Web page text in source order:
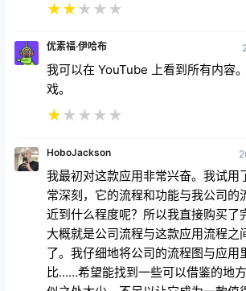
★★★ ★ ★
优素福·伊哈布
我可以在 YouTube 上看到所有内容
戏。
★★ ★ ★ ★
HoboJackson
我最初对这款应用非常兴奋。我试用
常深刻，它的流程和功能与我公司的
近到什么程度呢？所以我直接购买了
大概就是公司流程与这款应用流程之
了。我仔细地将公司的流程图与应用
比……希望能找到一些可以借鉴的地